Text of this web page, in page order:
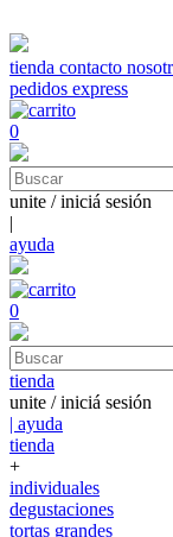
tienda contacto
pedidos express
0
unite / iniciá sesión
|
ayuda
0
tienda
unite / iniciá sesión
| ayuda
tienda
+
individuales
degustaciones
tortas grandes